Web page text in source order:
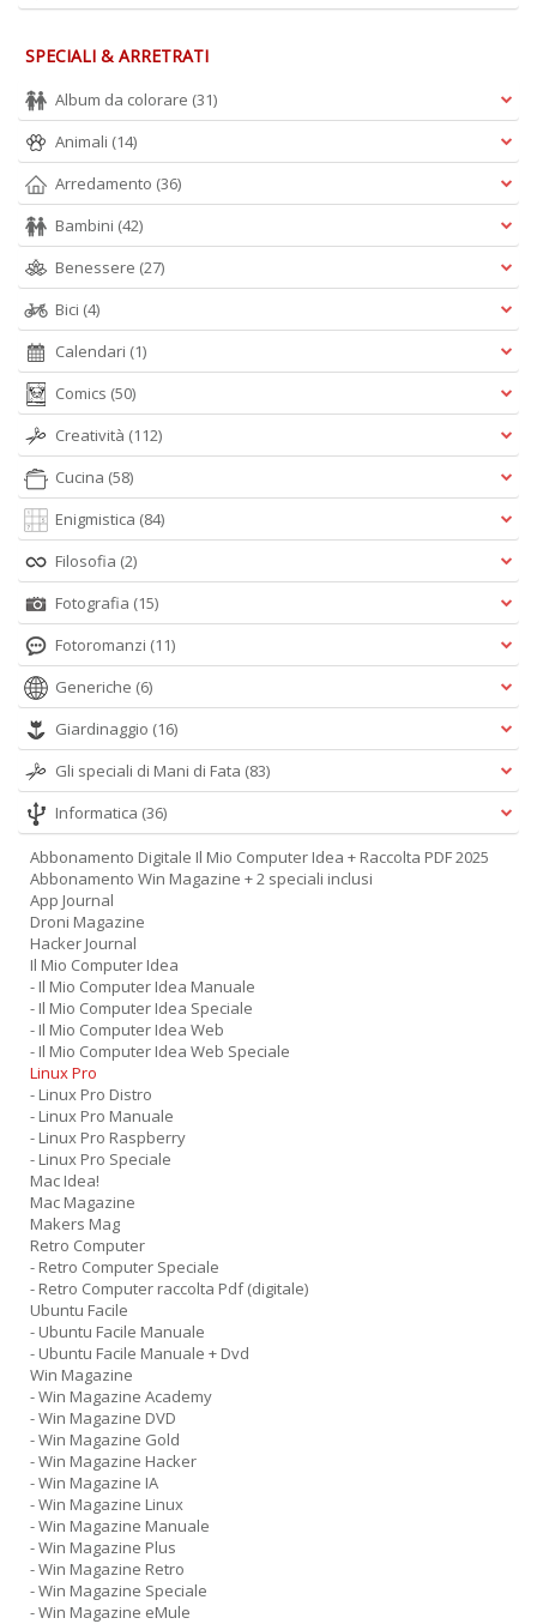
SPECIALI & ARRETRATI
Album da colorare (31)
Animali (14)
Arredamento (36)
Bambini (42)
Benessere (27)
Bici (4)
Calendari (1)
Comics (50)
Creatività (112)
Cucina (58)
Enigmistica (84)
Filosofia (2)
Fotografia (15)
Fotoromanzi (11)
Generiche (6)
Giardinaggio (16)
Gli speciali di Mani di Fata (83)
Informatica (36)
Abbonamento Digitale Il Mio Computer Idea + Raccolta PDF 2025
Abbonamento Win Magazine + 2 speciali inclusi
App Journal
Droni Magazine
Hacker Journal
Il Mio Computer Idea
- Il Mio Computer Idea Manuale
- Il Mio Computer Idea Speciale
- Il Mio Computer Idea Web
- Il Mio Computer Idea Web Speciale
Linux Pro
- Linux Pro Distro
- Linux Pro Manuale
- Linux Pro Raspberry
- Linux Pro Speciale
Mac Idea!
Mac Magazine
Makers Mag
Retro Computer
- Retro Computer Speciale
- Retro Computer raccolta Pdf (digitale)
Ubuntu Facile
- Ubuntu Facile Manuale
- Ubuntu Facile Manuale + Dvd
Win Magazine
- Win Magazine Academy
- Win Magazine DVD
- Win Magazine Gold
- Win Magazine Hacker
- Win Magazine IA
- Win Magazine Linux
- Win Magazine Manuale
- Win Magazine Plus
- Win Magazine Retro
- Win Magazine Speciale
- Win Magazine eMule